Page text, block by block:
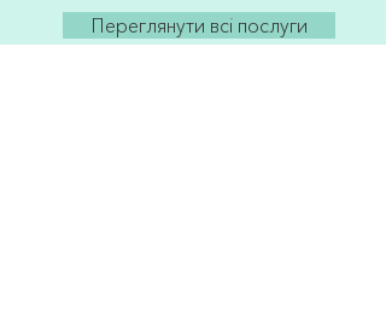
Переглянути всі послуги